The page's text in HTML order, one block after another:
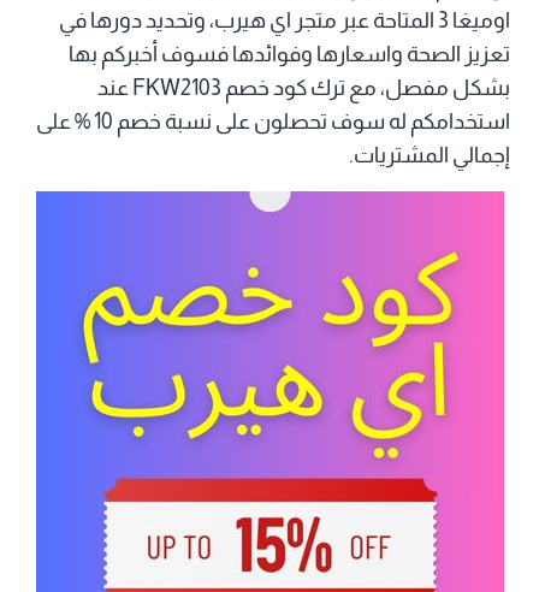
اوميغا 3 المتاحة عبر متجر اي هيرب، وتحديد دورها في
تعزيز الصحة واسعارها وفوائدها فسوف أخبركم بها
بشكل مفصل، مع ترك كود خصم FKW2103 عند
استخدامكم له سوف تحصلون على نسبة خصم 10 % على
إجمالي المشتريات.